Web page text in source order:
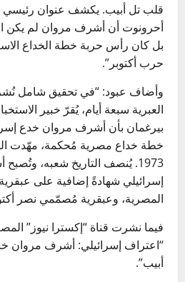
قلب تل أبيب. يكشف عنوان
أحرونوت أن أشرف مروان لم يكن
بل كان رأس حربة خطة الخداع
حرب أكتوبر”.
وأضاف عبود: “في تحقيق شامل
العبرية سبعة أيام، يُقرّ خبير
بيرغمان بأن أشرف مروان خدع
خطة خداع مصرية مُحكمة، مهّدت
1973. يُنصف التاريخ شعبه،
إسرائيلي شهادةً إضافية على
المصرية، وعبقرية مُصمّمي نصر
فيما نشرت قناة “إكسترا نيوز”
“اعتراف إسرائيلي: أشرف
أبيب”.